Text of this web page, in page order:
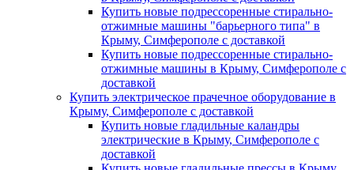
Купить новые подрессоренные стирально-
отжимные машины "барьерного типа" в
Крыму, Симферополе с доставкой
Купить новые подрессоренные стирально-
отжимные машины в Крыму, Симферополе с
доставкой
Купить электрическое прачечное оборудование в
Крыму, Симферополе с доставкой
Купить новые гладильные каландры
электрические в Крыму, Симферополе с
доставкой